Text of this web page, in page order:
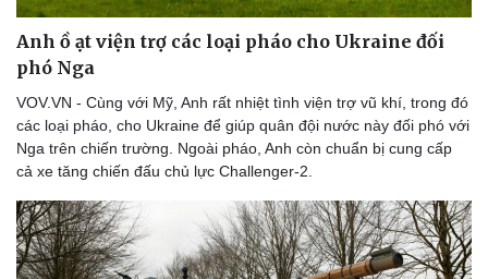
Anh ồ ạt viện trợ các loại pháo cho Ukraine đối
phó Nga
VOV.VN - Cùng với Mỹ, Anh rất nhiệt tình viện trợ vũ khí, trong đó
các loại pháo, cho Ukraine để giúp quân đội nước này đối phó với
Nga trên chiến trường. Ngoài pháo, Anh còn chuẩn bị cung cấp
cả xe tăng chiến đấu chủ lực Challenger-2.